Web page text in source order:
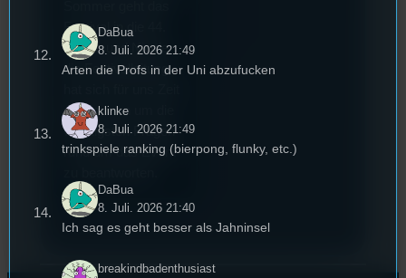
Festival in die 44.
Runde und Nicole,
die Festivalleitung,
genommen um die
wichtigsten Fragen
rund um das Event
DaBua
8. Juli. 2026 21:49
Arten die Profs in der Uni abzufucken
klinke
8. Juli. 2026 21:49
trinkspiele ranking (bierpong, flunky, etc.)
DaBua
8. Juli. 2026 21:40
Ich sag es geht besser als Jahninsel
breakindbadenthusiast